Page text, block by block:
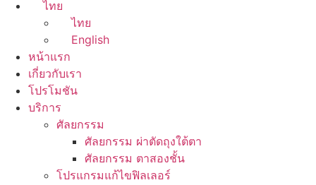
ไทย
ไทย
English
หน้าแรก
เกี่ยวกับเรา
โปรโมชัน
บริการ
ศัลยกรรม
ศัลยกรรม ผ่าตัดถุงใต้ตา
ศัลยกรรม ตาสองชั้น
โปรแกรมแก้ไขฟิลเลอร์